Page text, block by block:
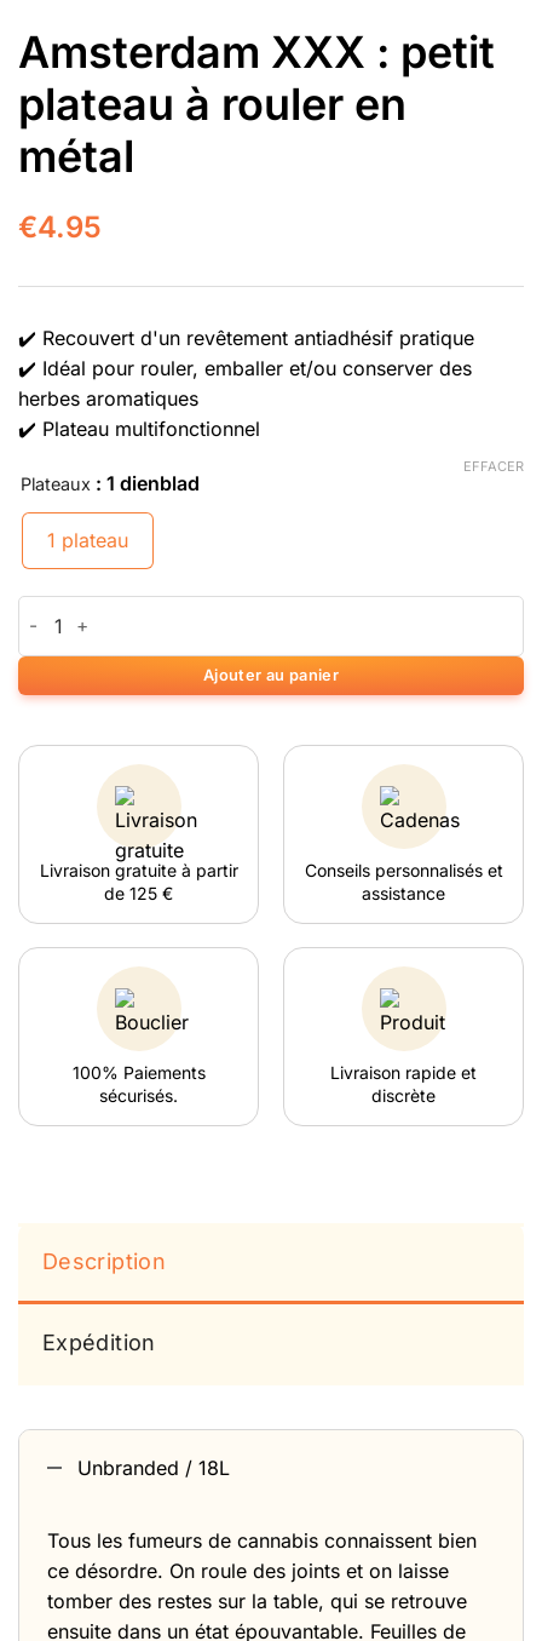
Amsterdam XXX : petit
plateau à rouler en
métal
€4.95
✔️ Recouvert d'un revêtement antiadhésif pratique
✔️ Idéal pour rouler, emballer et/ou conserver des
herbes aromatiques
✔️ Plateau multifonctionnel
Plateaux : 1 dienblad
1 plateau
EFFACER
Ajouter au panier
Livraison gratuite à partir
de 125 €
Conseils personnalisés et
assistance
100% Paiements
sécurisés.
Livraison rapide et
discrète
Description
Expédition
Unbranded / 18L
Tous les fumeurs de cannabis connaissent bien
ce désordre. On roule des joints et on laisse
tomber des restes sur la table, qui se retrouve
ensuite dans un état épouvantable. Feuilles de